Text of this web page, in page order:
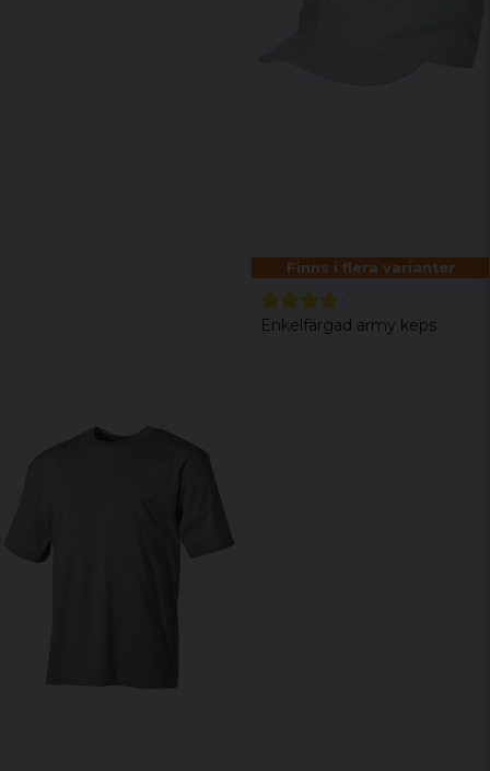
Finns i flera varianter
Enkelfärgad army keps